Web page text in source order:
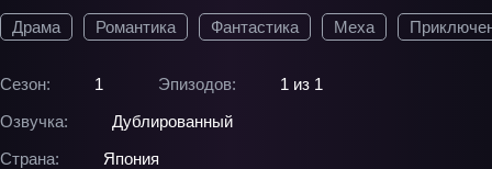
Драма Романтика Фантастика Меха
Сезон: 1 Эпизодов:
1 из 1
Озвучка:
Дублированный
Страна:
Япония